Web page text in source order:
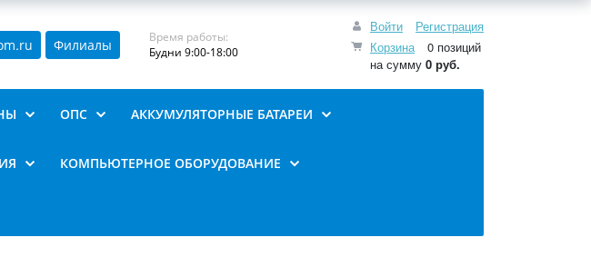
Войти
Регистрация
Корзина
0 позиций
на сумму 0 руб.
.ru Филиалы
Время работы:
Будни 9:00-18:00
ОПС АККУМУЛЯТОРНЫЕ БАТАРЕИ
КОМПЬЮТЕРНОЕ ОБОРУДОВАНИЕ